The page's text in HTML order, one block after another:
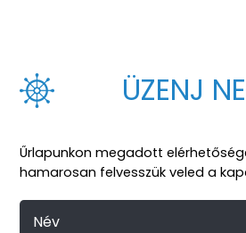
ÜZENJ
Űrlapunkon megadott
hamarosan felvesszük veled a
Név